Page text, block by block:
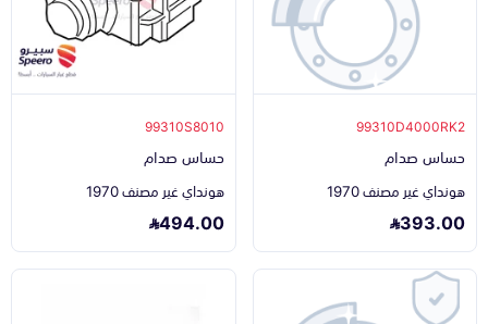
99310D4000RK2
حساس صدام
هونداي غير مصنف 1970
393.00
99310S8010
حساس صدام
هونداي غير مصنف 1970
494.00